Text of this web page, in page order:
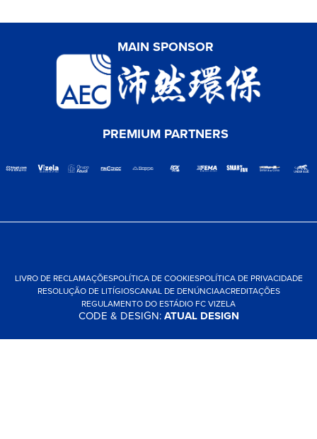
MAIN SPONSOR
PREMIUM PARTNERS
LIVRO DE RECLAMAÇÕESPOLÍTICA DE COOKIESPOLÍTICA DE PRIVACIDADE
RESOLUÇÃO DE LITÍGIOSCANAL DE DENÚNCIAACREDITAÇÕES
REGULAMENTO DO ESTÁDIO FC VIZELA
CODE & DESIGN:ATUAL DESIGN